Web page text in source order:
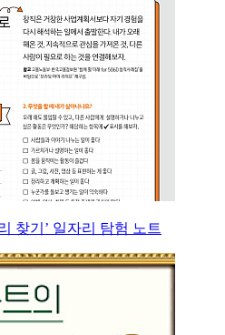
찾기’ 일자리 탐험 노트